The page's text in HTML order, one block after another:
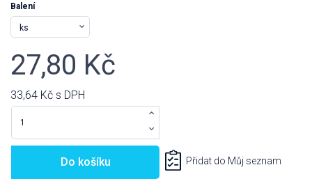
Balení
27,80 Kč
33,64 Kč s DPH
Do košíku Přidat do Můj seznam